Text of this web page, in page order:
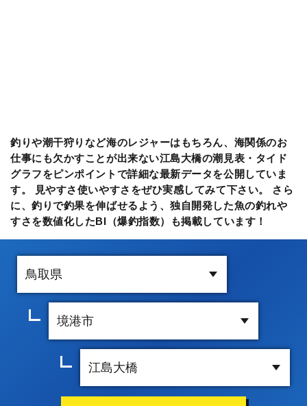
釣りや潮干狩りなど海のレジャーはもちろん、海関係のお
仕事にも欠かすことが出来ない江島大橋の潮見表・タイド
グラフをピンポイントで詳細な最新データを公開していま
す。 見やすさ使いやすさをぜひ実感してみて下さい。 さら
に、釣りで釣果を伸ばせるよう、独自開発した魚の釣れや
すさを数値化したBI（爆釣指数）も掲載しています！